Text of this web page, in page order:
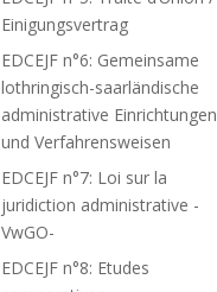
Einigungsvertrag
EDCEJF n°6: Gemeinsame
lothringisch-saarländische
administrative Einrichtungen
und Verfahrensweisen
EDCEJF n°7: Loi sur la
juridiction administrative -
VwGO-
EDCEJF n°8: Etudes